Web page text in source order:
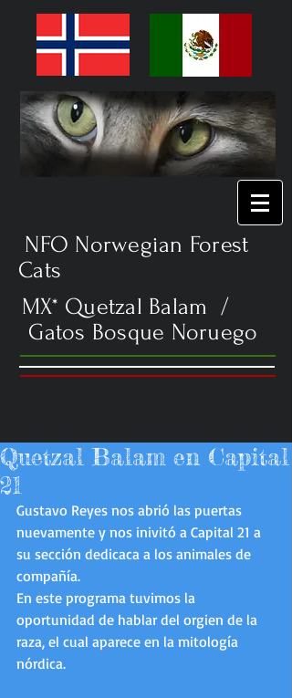
NFO Norwegian Forest
Cats
MX* Quetzal Balam /
Gatos Bosque Noruego
Quetzal Balam en Capital
21
Gustavo Reyes nos abrió las puertas
nuevamente y nos inivitó a Capital 21 a
su sección dedicaca a los animales de
compañía.
En este programa tuvimos la
oportunidad de hablar del orgien de la
raza, el cual aparece en la mitología
nórdica.